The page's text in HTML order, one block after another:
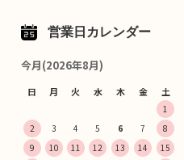
営業日カレンダー
今月(2026年8月)
日 月 火 水 木 金 土
1
2
3 4 5 6 7
8
9
10 11 12 13 14
15